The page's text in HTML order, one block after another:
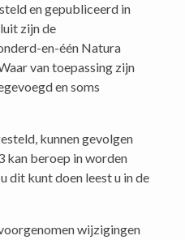
en gepubliceerd in
zijn de
en-één Natura
van toepassing zijn
en soms
kunnen gevolgen
kan beroep in worden
dit kunt doen leest u in de
wijzigingen